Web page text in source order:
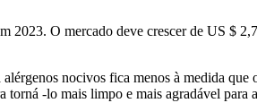
O mercado deve crescer de US $
nocivos fica menos à medida que
-lo mais limpo e mais agradável para